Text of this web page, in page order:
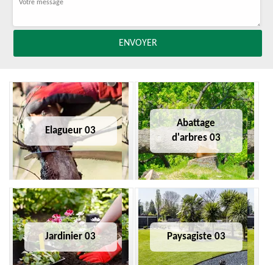
Elagueur 03
Abattage
d'arbres 03
Jardinier 03 Paysagiste 03